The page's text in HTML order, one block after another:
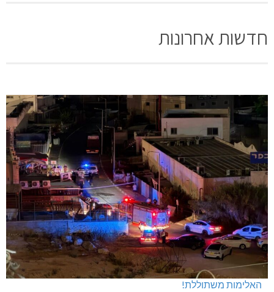
חדשות אחרונות
האלימות משתוללת!